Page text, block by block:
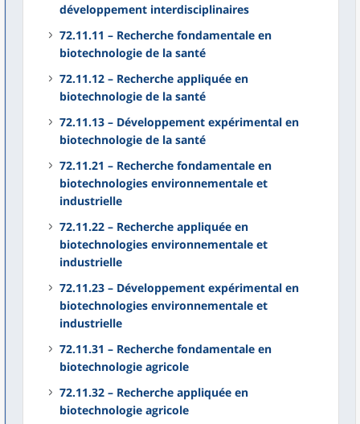
développement interdisciplinaires
72.11.11 – Recherche fondamentale en
biotechnologie de la santé
72.11.12 – Recherche appliquée en
biotechnologie de la santé
72.11.13 – Développement expérimental en
biotechnologie de la santé
72.11.21 – Recherche fondamentale en
biotechnologies environnementale et
industrielle
72.11.22 – Recherche appliquée en
biotechnologies environnementale et
industrielle
72.11.23 – Développement expérimental en
biotechnologies environnementale et
industrielle
72.11.31 – Recherche fondamentale en
biotechnologie agricole
72.11.32 – Recherche appliquée en
biotechnologie agricole